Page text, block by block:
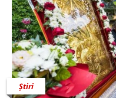
Știri